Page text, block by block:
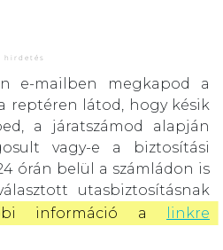
e-mailben megkapod a
reptéren látod, hogy késik
a járatszámod alapján
vagy-e a biztosítási
órán belül a számládon is
utasbiztosításnak
információ a
linkre